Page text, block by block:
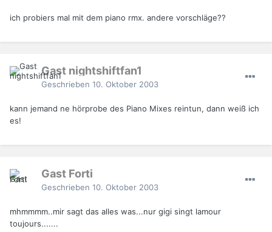
ich probiers mal mit dem piano rmx. andere vorschläge??
Gast nightshiftfan1
Geschrieben 10. Oktober 2003
kann jemand ne hörprobe des Piano Mixes reintun, dann weiß ich
es!
Gast Forti
Geschrieben 10. Oktober 2003
mhmmmm..mir sagt das alles was...nur gigi singt lamour
toujours.......